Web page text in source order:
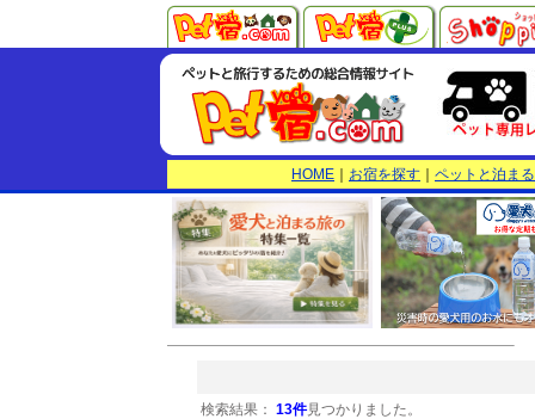
HOME お宿を探す ペットと泊ま
検索結果： 13件見つかりました。